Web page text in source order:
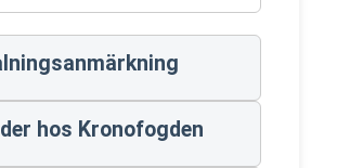
hos Kronofogden